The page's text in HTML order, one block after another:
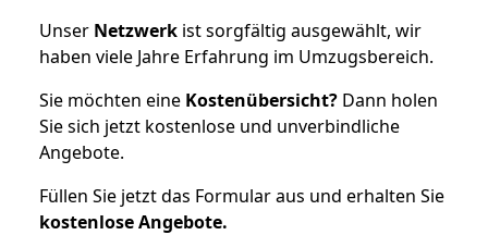
Unser Netzwerk ist sorgfältig ausgewählt, wir
haben viele Jahre Erfahrung im Umzugsbereich.
Sie möchten eine Kostenübersicht? Dann holen
Sie sich jetzt kostenlose und unverbindliche
Angebote.
Füllen Sie jetzt das Formular aus und erhalten Sie
kostenloseAngebote.